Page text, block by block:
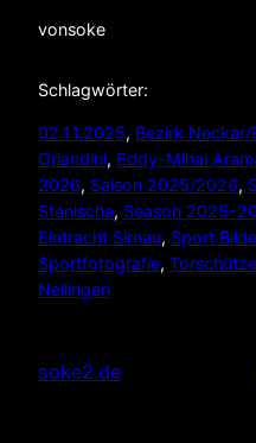
vonsoke
Schlagwörter:
02.11.2025, Bezirk Neckar/
Orlandini, Eddy-Mihai
2026, Saison 2025/2026,
Stanischa, Season 2025-
Eintracht Sirnau, Sport
Sportfotografie, Torschütze
Nellingen
soke2.de